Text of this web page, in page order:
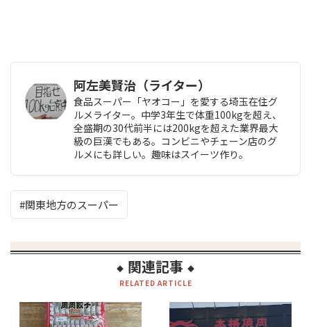
阿左美賢治（ライター）
食品スーパー「ヤオコー」を愛する埼玉在住グ
ルメライター。中学3年生で体重100kgを超え、
全盛期の30代前半には200kgを超えた業界最大
級の巨漢でもある。コンビニやチェーン店のグ
ルメにも詳しい。趣味はスイーツ作り。
関東地方のスーパー
◆ 関連記事 ◆
RELATED ARTICLE